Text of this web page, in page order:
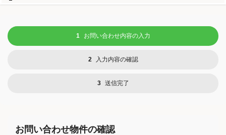
1 お問い合わせ内容の入力
2 入力内容の確認
3 送信完了
お問い合わせ物件の確認